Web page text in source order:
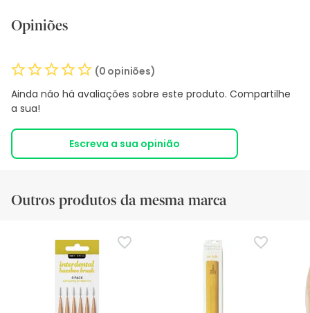
Opiniões
(0 opiniões)
Ainda não há avaliações sobre este produto. Compartilhe
a sua!
Escreva a sua opinião
Outros produtos da mesma marca